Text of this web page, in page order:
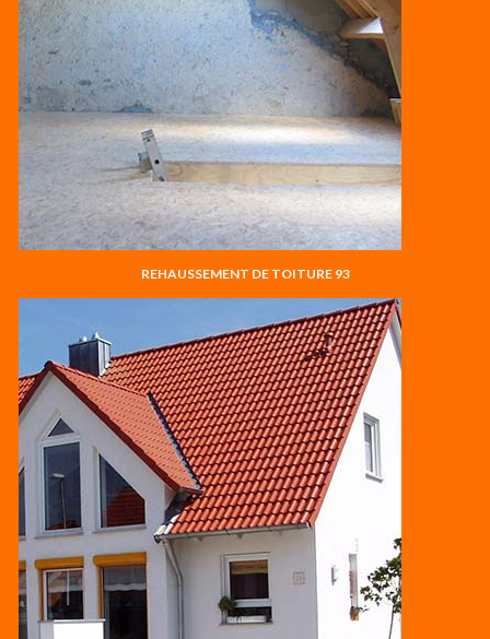
REHAUSSEMENT DE TOITURE 93